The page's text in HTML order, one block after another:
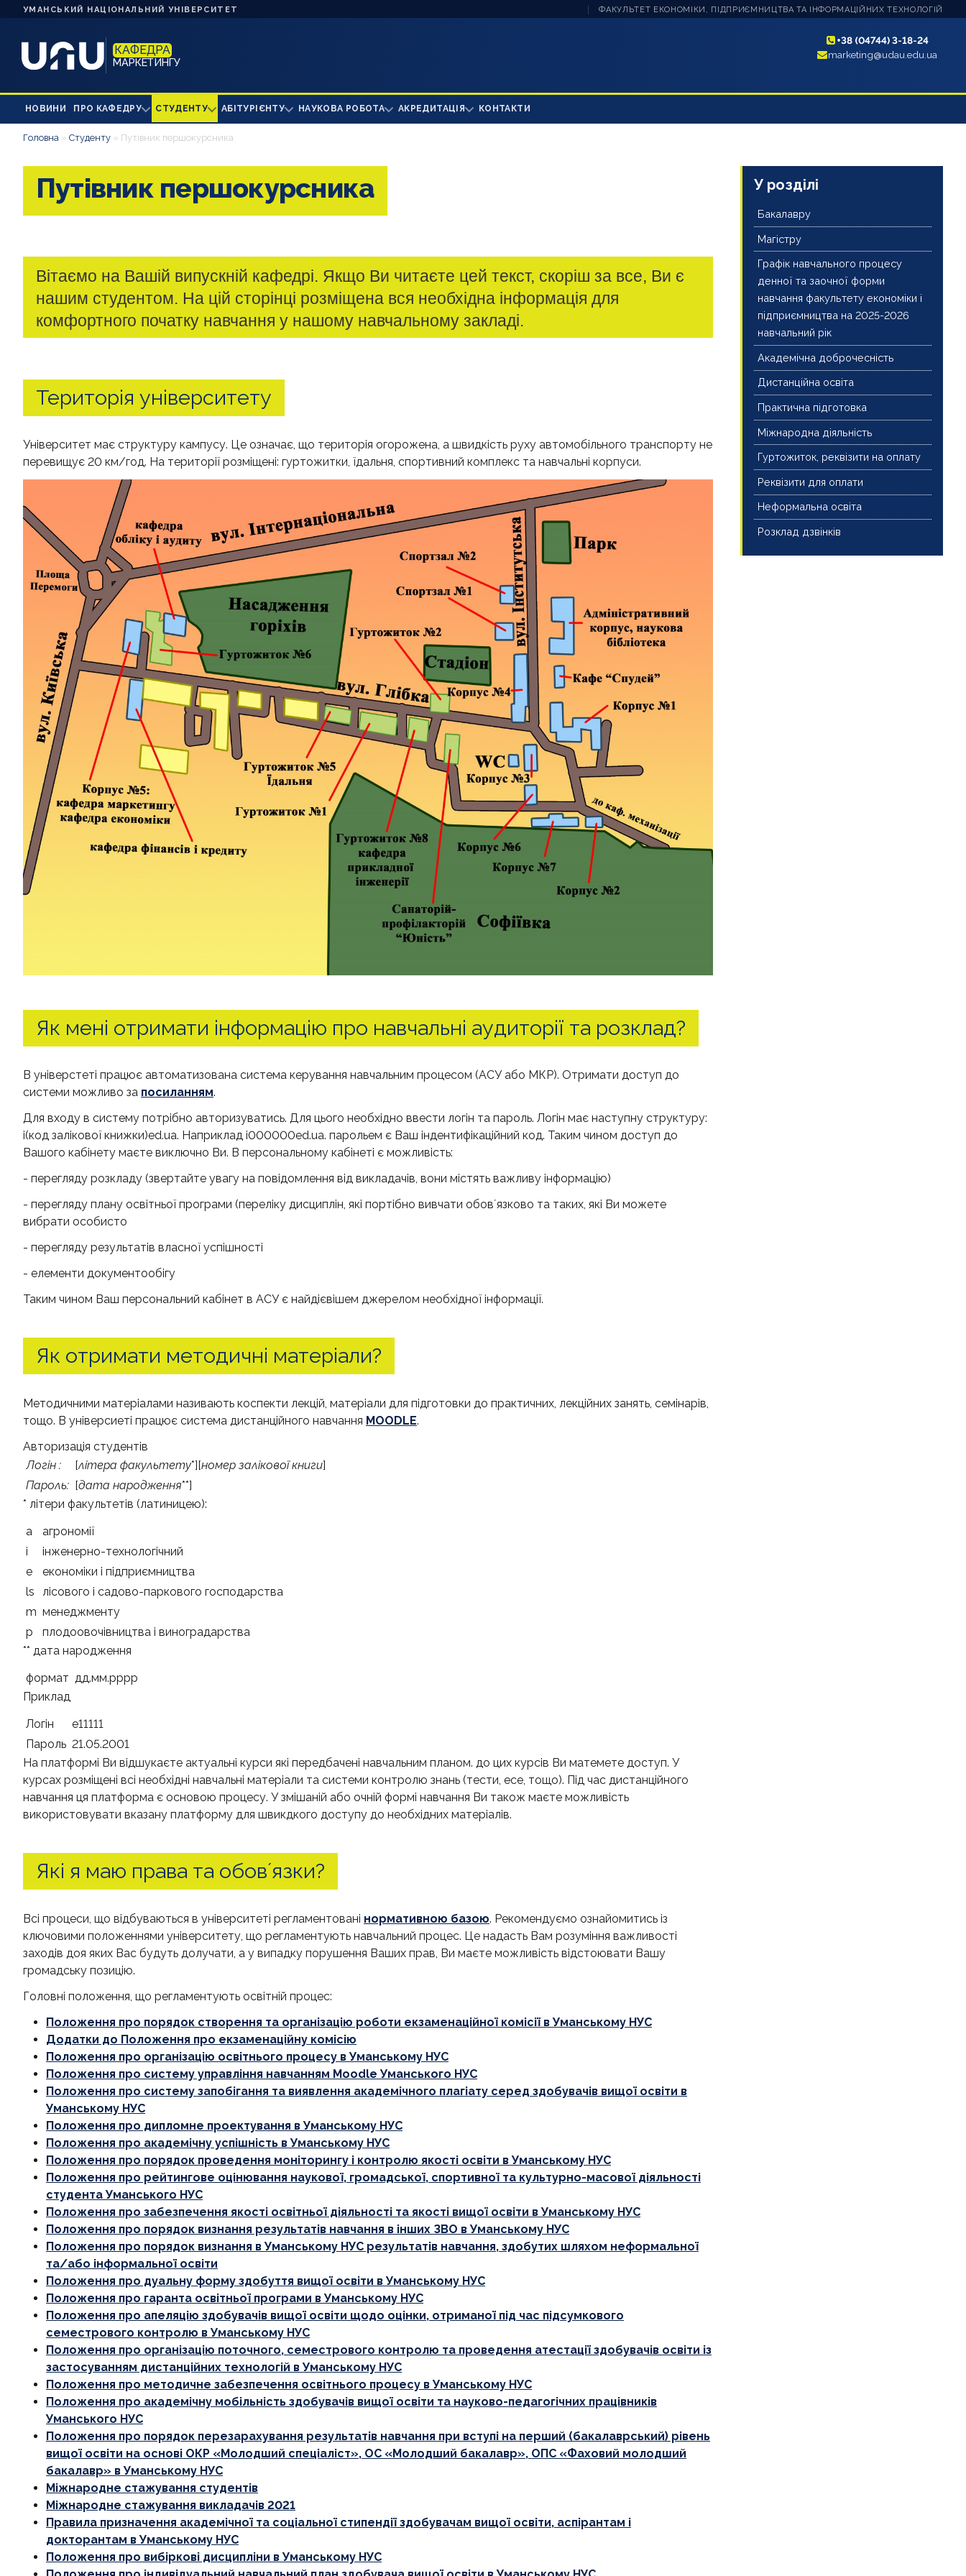
УМАНСЬКИЙ НАЦІОНАЛЬНИЙ УНІВЕРСИТЕТ ФАКУЛЬТЕТ ЕКОНОМІКИ, ПІДПРИЄМНИЦТВА ТА ІНФОРМАЦІЙНИХ ТЕХНОЛОГІЙ
КАФЕДРА
МАРКЕТИНГУ
+38 (04744) 3-18-24
marketing@udau.edu.ua
НОВИНИ ПРО КАФЕДРУ СТУДЕНТУ АБІТУРІЄНТУ НАУКОВА РОБОТА АКРЕДИТАЦІЯ КОНТАКТИ
Головна » Студенту » Путівник першокурсника
Путівник першокурсника
Вітаємо на Вашій випускній кафедрі. Якщо Ви читаєте цей текст, скоріш за все, Ви є
нашим студентом. На цій сторінці розміщена вся необхідна інформація для
комфортного початку навчання у нашому навчальному закладі.
Територія університету
Університет має структуру кампусу. Це означає, що територія огорожена, а швидкість руху автомобільного транспорту не
перевищує 20 км/год. На території розміщені: гуртожитки, їдальня, спортивний комплекс та навчальні корпуси.
Як мені отримати інформацію про навчальні аудиторії та розклад?
В універстеті працює автоматизована система керування навчальним процесом (АСУ або МКР). Отримати доступ до
системи можливо за посиланням.
Для входу в систему потрібно авторизуватись. Для цього необхідно ввести логін та пароль. Логін має наступну структуру:
і(код залікової книжки)ed.ua. Наприклад і000000ed.ua. парольем є Ваш індентифікаційний код. Таким чином доступ до
Вашого кабінету маєте виключно Ви. В персональному кабінеті є можливість:
- перегляду розкладу (звертайте увагу на повідомлення від викладачів, вони містять важливу інформацію)
- перегляду плану освітньої програми (переліку дисциплін, які портібно вивчати обовʼязково та таких, які Ви можете
вибрати особисто
- перегляду результатів власної успішності
- елементи документообігу
Таким чином Ваш персональний кабінет в АСУ є найдієвішем джерелом необхідної інформації.
Як отримати методичні матеріали?
Методичними матеріалами називають коспекти лекцій, матеріали для підготовки до практичних, лекційних занять, семінарів,
тощо. В універсиеті працює система дистанційного навчання MOODLE.
Авторизація студентів
Логін :
[літера факультету*][номер залікової книги]
Пароль: [дата народження**]
* літери факультетів (латиницею):
a
агрономії
i
інженерно-технологічний
e
економіки і підприємництва
ls
лісового і садово-паркового господарства
m менеджменту
p
плодоовочівництва і виноградарства
** дата народження
формат дд.мм.рррр
Приклад
Логін
e11111
Пароль 21.05.2001
На платформі Ви відшукаєте актуальні курси які передбачені навчальним планом. до цих курсів Ви матемете доступ. У
курсах розміщені всі необхідні навчальні матеріали та системи контролю знань (тести, есе, тощо). Під час дистанційного
навчання ця платформа є основою процесу. У змішаній або очній формі навчання Ви також маєте можливість
використовувати вказану платформу для швикдкого доступу до необхідних матеріалів.
Які я маю права та обовʼязки?
Всі процеси, що відбуваються в університеті регламентовані нормативною базою. Рекомендуємо ознайомитись із
ключовими положеннями університету, що регламентують навчальний процес. Це надасть Вам розуміння важливості
заходів доя яких Вас будуть долучати, а у випадку порушення Ваших прав, Ви маєте можливість відстоювати Вашу
громадську позицію.
Головні положення, що регламентують освітній процес:
Положення про порядок створення та організацію роботи екзаменаційної комісії в Уманському НУС
Додатки до Положення про екзаменаційну комісію
Положення про організацію освітнього процесу в Уманському НУС
Положення про систему управління навчанням Moodle Уманського НУС
Положення про систему запобігання та виявлення академічного плагіату серед здобувачів вищої освіти в
Уманському НУС
Положення про дипломне проектування в Уманському НУС
Положення про академічну успішність в Уманському НУС
Положення про порядок проведення моніторингу і контролю якості освіти в Уманському НУС
Положення про рейтингове оцінювання наукової, громадської, спортивної та культурно-масової діяльності
студента Уманського НУС
Положення про забезпечення якості освітньої діяльності та якості вищої освіти в Уманському НУС
Положення про порядок визнання результатів навчання в інших ЗВО в Уманському НУС
Положення про порядок визнання в Уманському НУС результатів навчання, здобутих шляхом неформальної
та/або інформальної освіти
Положення про дуальну форму здобуття вищої освіти в Уманському НУС
Положення про гаранта освітньої програми в Уманському НУС
Положення про апеляцію здобувачів вищої освіти щодо оцінки, отриманої під час підсумкового
семестрового контролю в Уманському НУС
Положення про організацію поточного, семестрового контролю та проведення атестації здобувачів освіти із
застосуванням дистанційних технологій в Уманському НУС
Положення про методичне забезпечення освітнього процесу в Уманському НУС
Положення про академічну мобільність здобувачів вищої освіти та науково-педагогічних працівників
Уманського НУС
Положення про порядок перезарахування результатів навчання при вступі на перший (бакалаврський) рівень
вищої освіти на основі ОКР «Молодший спеціаліст», ОС «Молодший бакалавр», ОПС «Фаховий молодший
бакалавр» в Уманському НУС
Міжнародне стажування студентів
Міжнародне стажування викладачів 2021
Правила призначення академічної та соціальної стипендії здобувачам вищої освіти, аспірантам і
докторантам в Уманському НУС
Положення про вибіркові дисципліни в Уманському НУС
У розділі
Бакалавру
Магістру
Графік навчального процесу
денної та заочної форми
навчання факультету економіки і
підприємництва на 2025-2026
навчальний рік
Академічна доброчесність
Дистанційна освіта
Практична підготовка
Міжнародна діяльність
Гуртожиток, реквізити на оплату
Реквізити для оплати
Неформальна освіта
Розклад дзвінків